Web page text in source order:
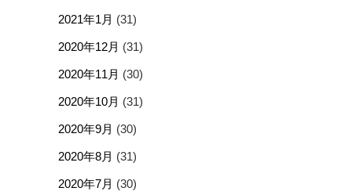
2021年1月 (31)
2020年12月 (31)
2020年11月 (30)
2020年10月 (31)
2020年9月 (30)
2020年8月 (31)
2020年7月 (30)